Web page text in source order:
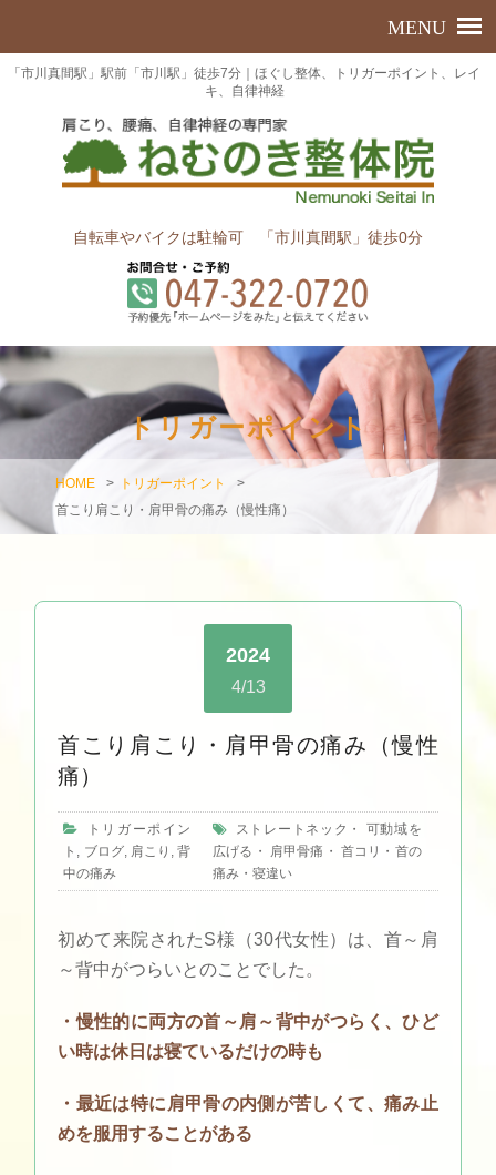
「市川真間駅」駅前「市川駅」徒歩7分｜ほぐし整体、トリガーポイント、レイ
キ、自律神経
自転車やバイクは駐輪可 「市川真間駅」徒歩0分
トリガーポイント
HOME > トリガーポイント
>
首こり肩こり・肩甲骨の痛み（慢性痛）
2024
4/13
首こり肩こり・肩甲骨の痛み（慢性
痛）
トリガーポイン
ト , ブログ, 肩こり ,背
中の痛み
ストレートネック ・ 可動域を
広げる ・ 肩甲骨痛 ・ 首コリ・首の
痛み・寝違い
初めて来院されたS様（30代女性）は、首～肩
～背中がつらいとのことでした。
・慢性的に両方の首～肩～背中がつらく、ひど
い時は休日は寝ているだけの時も
・最近は特に肩甲骨の内側が苦しくて、痛み止
めを服用することがある